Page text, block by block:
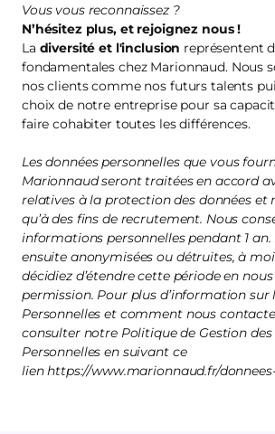
Vous vous reconnaissez ?
N’hésitez plus, et rejoignez nous!
La diversité et l'inclusion représentent
fondamentales chez Marionnaud. Nous
nos clients comme nos futurs talents
choix de notre entreprise pour sa
faire cohabiter toutes les différences.
Les données personnelles que vous
Marionnaud seront traitées en accord
relatives à la protection des données et
qu’à des fins de recrutement. Nous
informations personnelles pendant 1 an.
ensuite anonymisées ou détruites, à
décidiez d’étendre cette période en
permission. Pour plus d’information sur
Personnelles et comment nous
consulter notre Politique de Gestion des
Personnelles en suivant ce
lien https://www.marionnaud.fr/